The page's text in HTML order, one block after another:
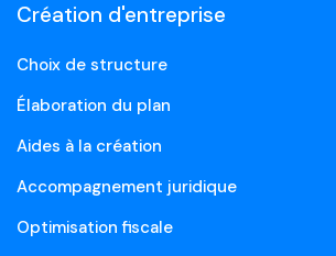
Création d'entreprise
Choix de structure
Élaboration du plan
Aides à la création
Accompagnement juridique
Optimisation fiscale